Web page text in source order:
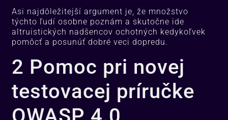
Asi najdôležitejší argument je, že množstvo
týchto ľudí osobne poznám a skutočne ide
altruistických nadšencov ochotných kedykoľvek
pomôcť a posunúť dobré veci dopredu.
2 Pomoc pri novej
testovacej príručke